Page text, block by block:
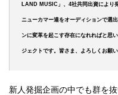
LAND MUSIC」、4社共同出資により
ニューカマー達をオーディションで選
ンに変革を起こす存在になれればと思
ジェクトです。皆さま、よろしくお願い
新人発掘企画の中でも群を